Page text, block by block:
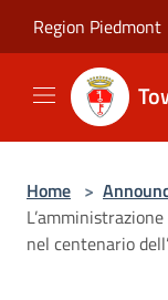
Region Piedmont
Home >
nel centenario